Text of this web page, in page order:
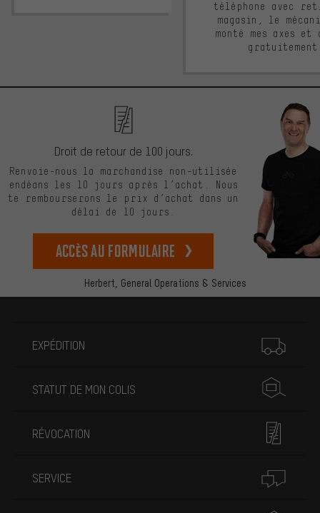
téléphone avec
magasin, le
monté mes axes et
Herbert, General Operations & Services
Droit de retour de 100 jours.
Renvoie-nous la marchandise non-utilisée
endéans les 10 jours après l’achat. Nous
te rembourserons le prix d’achat dans un
délai de 10 jours.
Accès au formulaire
EXPÉDITION
STATUT DE MON COLIS
RÉVOCATION
SERVICE